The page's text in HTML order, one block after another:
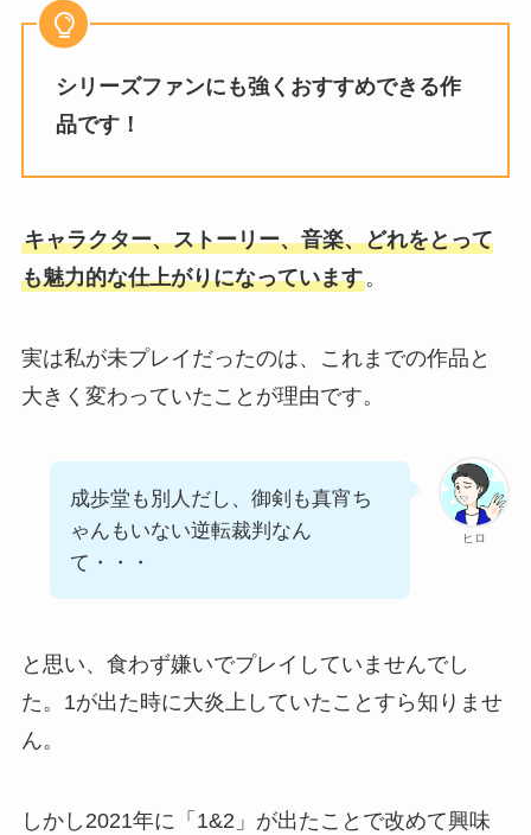
シリーズファンにも強くおすすめできる作
品です！
キャラクター、ストーリー、音楽、どれをとって
も魅力的な仕上がりになっています。
実は私が未プレイだったのは、これまでの作品と
大きく変わっていたことが理由です。
ヒロ
成歩堂も別人だし、御剣も真宵ち
ゃんもいない逆転裁判なん
て・・・
と思い、食わず嫌いでプレイしていませんでし
た。1が出た時に大炎上していたことすら知りませ
ん。
しかし2021年に「1&2」が出たことで改めて興味